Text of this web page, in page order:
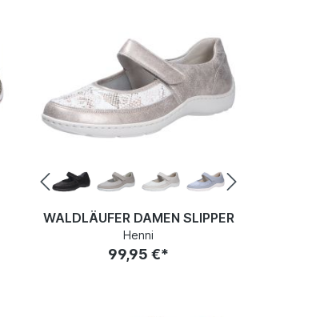
WALDLÄUFER DAMEN SLIPPER
Henni
99,95 €*